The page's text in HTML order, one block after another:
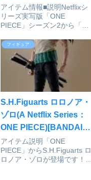
[BANDAI SPIRITS]が予
約受付中
アイテム情報■説明Netflixシ
リーズ実写版「ONE
PIECE」シーズン2から「チ
登場！シーズン2より遂に登
場する青っ鼻のトナカイ「ト
ニートニー・チョッパー」が
S.H.Figuartsで立体化。毛
フィギュア
S.H.Figuarts ロロノア・
ゾロ(A Netflix Series：
ONE PIECE)[BANDAI
SPIRITS]が予約受付開始
アイテム説明「ONE
PIECE」からS.H.Figuarts ロ
ロノア・ゾロが登場です！